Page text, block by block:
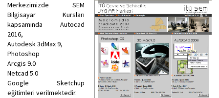
Merkezimizde SEM
Bilgisayar Kursları
kapsamında Autocad
2016,
Autodesk 3dMax 9,
Photoshop
Arcgis 9.0
Netcad 5.0
Google Sketchup
eğitimleri verilmektedir.